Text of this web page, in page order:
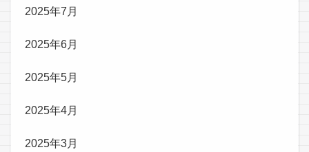
2025年7月
2025年6月
2025年5月
2025年4月
2025年3月